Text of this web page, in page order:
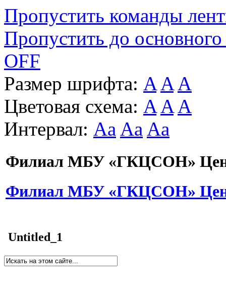
Пропустить команды
Пропустить до основного
OFF
Размер шрифта: A A A
Цветовая схема: A A A
Интервал: Aa Aa Aa
Филиал МБУ «ГКЦСОН»
Филиал МБУ «ГКЦСОН»
Untitled_1